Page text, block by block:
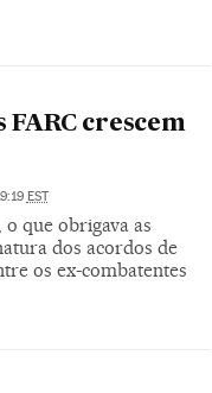
FARC crescem
EST
que obrigava as
dos acordos de
os ex-combatentes